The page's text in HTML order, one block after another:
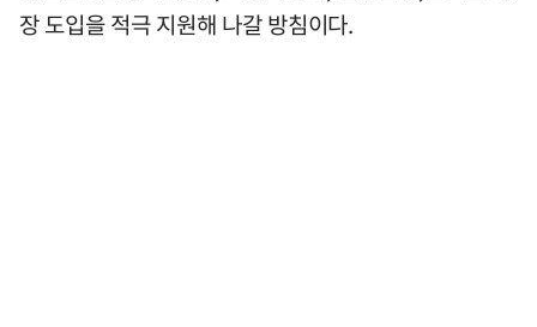
장 도입을 적극 지원해 나갈 방침이다.